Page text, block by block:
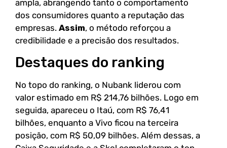
ampla, abrangendo tanto o comportamento
dos consumidores quanto a reputação das
empresas. Assim, o método reforçou a
credibilidade e a precisão dos resultados.
Destaques do ranking
No topo do ranking, o Nubank liderou com
valor estimado em R$ 214,76 bilhões. Logo em
seguida, apareceu o Itaú, com R$ 76,41
bilhões, enquanto a Vivo ficou na terceira
posição, com R$ 50,09 bilhões. Além dessas, a